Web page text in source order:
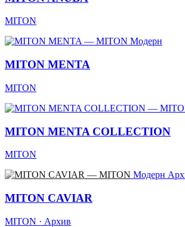
MITON
Модерн
MITON MENTA
MITON
MITON MENTA COLLECTION
MITON
Модерн
MITON CAVIAR
MITON · Архив